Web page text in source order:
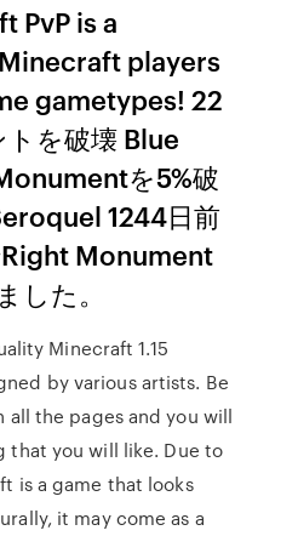
PvP is a
players
gametypes! 22
を破壊 Blue
を5%破
1244日前
Monument
した。
Minecraft 1.15
by various artists. Be
the pages and you will
that you will like. Due to
is a game that looks
it may come as a